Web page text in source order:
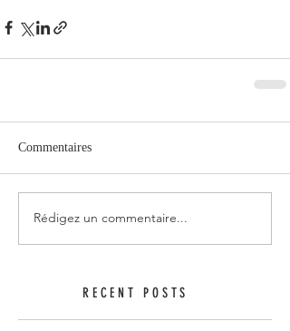
Commentaires
Rédigez un commentaire...
RECENT POSTS